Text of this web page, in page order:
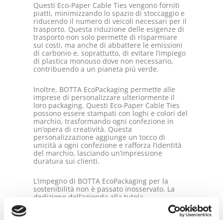
Questi Eco-Paper Cable Ties vengono forniti
piatti, minimizzando lo spazio di stoccaggio e
riducendo il numero di veicoli necessari per il
trasporto. Questa riduzione delle esigenze di
trasporto non solo permette di risparmiare
sui costi, ma anche di abbattere le emissioni
di carbonio e, soprattutto, di evitare l’impiego
di plastica monouso dove non necessario,
contribuendo a un pianeta più verde.
Inoltre, BOTTA EcoPackaging permette alle
imprese di personalizzare ulteriormente il
loro packaging. Questi Eco-Paper Cable Ties
possono essere stampati con loghi e colori del
marchio, trasformando ogni confezione in
un’opera di creatività. Questa
personalizzazione aggiunge un tocco di
unicità a ogni confezione e rafforza l’identità
del marchio, lasciando un’impressione
duratura sui clienti.
L’impegno di BOTTA EcoPackaging per la
sostenibilità non è passato inosservato. La
dedizione dell’azienda alla tutela
dell’ambiente ha ottenuto riconoscimenti da
parte dei leader del settore, tra cui COMIECO